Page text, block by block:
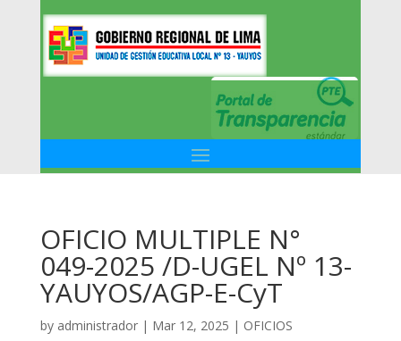
OFICIO MULTIPLE N°
049-2025 /D-UGEL Nº 13-
YAUYOS/AGP-E-CyT
by administrador| Mar 12, 2025 | OFICIOS